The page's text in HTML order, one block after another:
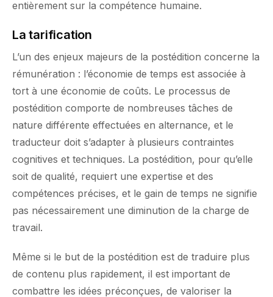
entièrement sur la compétence humaine.
La tarification
L’un des enjeux majeurs de la postédition concerne la
rémunération : l’économie de temps est associée à
tort à une économie de coûts. Le processus de
postédition comporte de nombreuses tâches de
nature différente effectuées en alternance, et le
traducteur doit s’adapter à plusieurs contraintes
cognitives et techniques. La postédition, pour qu’elle
soit de qualité, requiert une expertise et des
compétences précises, et le gain de temps ne signifie
pas nécessairement une diminution de la charge de
travail.
Même si le but de la postédition est de traduire plus
de contenu plus rapidement, il est important de
combattre les idées préconçues, de valoriser la